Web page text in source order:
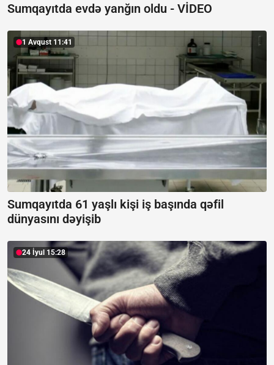
Sumqayıtda evdə yanğın oldu - VİDEO
1 Avqust 11:41
Sumqayıtda 61 yaşlı kişi iş başında qəfil
dünyasını dəyişib
24 İyul 15:28